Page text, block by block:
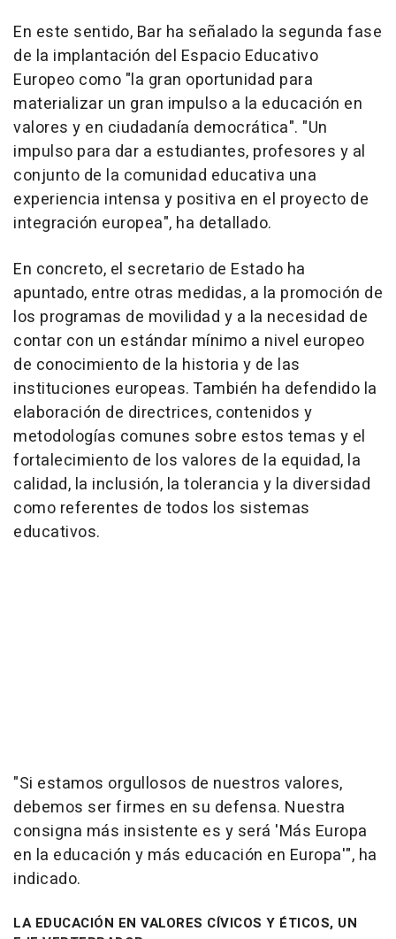
En este sentido, Bar ha señalado la segunda fase
de la implantación del Espacio Educativo
Europeo como "la gran oportunidad para
materializar un gran impulso a la educación en
valores y en ciudadanía democrática". "Un
impulso para dar a estudiantes, profesores y al
conjunto de la comunidad educativa una
experiencia intensa y positiva en el proyecto de
integración europea", ha detallado.
En concreto, el secretario de Estado ha
apuntado, entre otras medidas, a la promoción de
los programas de movilidad y a la necesidad de
contar con un estándar mínimo a nivel europeo
de conocimiento de la historia y de las
instituciones europeas. También ha defendido la
elaboración de directrices, contenidos y
metodologías comunes sobre estos temas y el
fortalecimiento de los valores de la equidad, la
calidad, la inclusión, la tolerancia y la diversidad
como referentes de todos los sistemas
educativos.
"Si estamos orgullosos de nuestros valores,
debemos ser firmes en su defensa. Nuestra
consigna más insistente es y será 'Más Europa
en la educación y más educación en Europa'", ha
indicado.
LA EDUCACIÓN EN VALORES CÍVICOS Y ÉTICOS, UN